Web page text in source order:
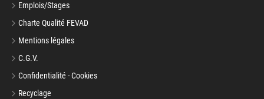
Emplois/Stages
Charte Qualité FEVAD
Mentions légales
C.G.V.
Confidentialité - Cookies
Recyclage